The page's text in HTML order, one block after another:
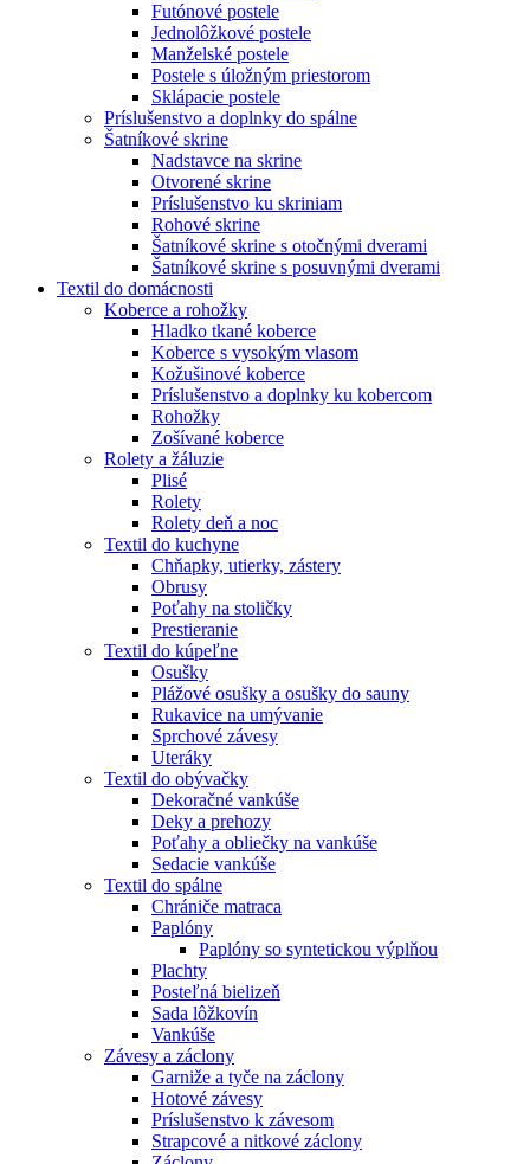
Futónové postele
Jednolôžkové postele
Manželské postele
Postele s úložným priestorom
Sklápacie postele
Príslušenstvo a doplnky do spálne
Šatníkové skrine
Nadstavce na skrine
Otvorené skrine
Príslušenstvo ku skriniam
Rohové skrine
Šatníkové skrine s otočnými dverami
Šatníkové skrine s posuvnými dverami
Textil do domácnosti
Koberce a rohožky
Hladko tkané koberce
Koberce s vysokým vlasom
Kožušinové koberce
Príslušenstvo a doplnky ku kobercom
Rohožky
Zošívané koberce
Rolety a žáluzie
Plisé
Rolety
Rolety deň a noc
Textil do kuchyne
Chňapky, utierky, zástery
Obrusy
Poťahy na stoličky
Prestieranie
Textil do kúpeľne
Osušky
Plážové osušky a osušky do sauny
Rukavice na umývanie
Sprchové závesy
Uteráky
Textil do obývačky
Dekoračné vankúše
Deky a prehozy
Poťahy a obliečky na vankúše
Sedacie vankúše
Textil do spálne
Chrániče matraca
Paplóny
Paplóny so syntetickou výplňou
Plachty
Posteľná bielizeň
Sada lôžkovín
Vankúše
Závesy a záclony
Garniže a tyče na záclony
Hotové závesy
Príslušenstvo k závesom
Strapcové a nitkové záclony